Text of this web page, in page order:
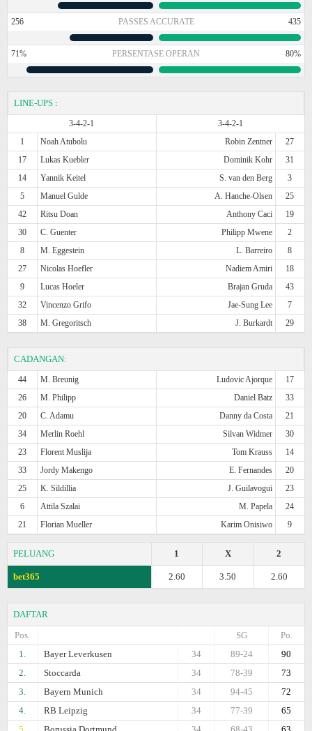
256 PASSES ACCURATE 435
71% PERSENTASE OPERAN 80%
LINE-UPS :
3-4-2-1
3-4-2-1
1
Noah Atubolu Robin Zentner
27
17
Lukas Kuebler Dominik Kohr
31
14
Yannik Keitel S. van den Berg
3
5
Manuel Gulde A. Hanche-Olsen
25
42
Ritsu Doan Anthony Caci
19
30
C. Guenter Philipp Mwene
2
8
M. Eggestein L. Barreiro
8
27
Nicolas Hoefler Nadiem Amiri
18
9
Lucas Hoeler Brajan Gruda
43
32
Vincenzo Grifo Jae-Sung Lee
7
38
M. Gregoritsch J. Burkardt 29
CADANGAN:
44 M. Breunig Ludovic Ajorque
17
26
M. Philipp Daniel Batz
33
20
C. Adamu Danny da Costa
21
34
Merlin Roehl Silvan Widmer
30
23
Florent Muslija Tom Krauss
14
33
Jordy Makengo E. Fernandes
20
25
K. Sildillia J. Guilavogui
23
6
Attila Szalai M. Papela
24
21
Florian Mueller Karim Onisiwo 9
PELUANG 2
X
1
bet365 2.60
3.50
2.60
DAFTAR
Pos.
Po.
SG
1.
Bayer Leverkusen 90
89-24
34
2.
Stoccarda 73
78-39
34
3.
Bayern Munich 72
94-45
34
4.
RB Leipzig 65
77-39
34